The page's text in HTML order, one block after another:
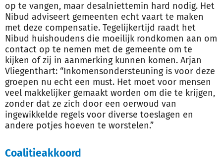
op te vangen, maar desalniettemin hard nodig. Het
Nibud adviseert gemeenten echt vaart te maken
met deze compensatie. Tegelijkertijd raadt het
Nibud huishoudens die moeilijk rondkomen aan om
contact op te nemen met de gemeente om te
kijken of zij in aanmerking kunnen komen. Arjan
Vliegenthart: “Inkomensondersteuning is voor deze
groepen nu echt een must. Het moet voor mensen
veel makkelijker gemaakt worden om die te krijgen,
zonder dat ze zich door een oerwoud van
ingewikkelde regels voor diverse toeslagen en
andere potjes hoeven te worstelen.”
Coalitieakkoord